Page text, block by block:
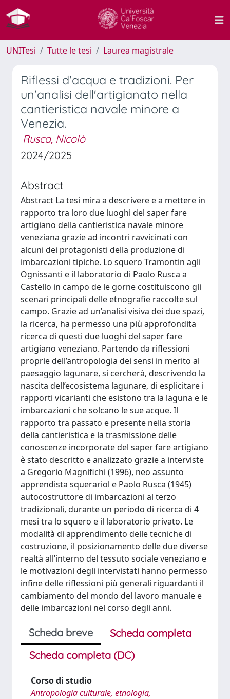
UNITesi Tutte le tesi Laurea magistrale
Riflessi d'acqua e tradizioni. Per
un'analisi dell'artigianato nella
cantieristica navale minore a
Venezia.
Rusca, Nicolò
2024/2025
Abstract
Abstract La tesi mira a descrivere e a mettere in
rapporto tra loro due luoghi del saper fare
artigiano della cantieristica navale minore
veneziana grazie ad incontri ravvicinati con
alcuni dei protagonisti della produzione di
imbarcazioni tipiche. Lo squero Tramontin agli
Ognissanti e il laboratorio di Paolo Rusca a
Castello in campo de le gorne costituiscono gli
scenari principali delle etnografie raccolte sul
campo. Grazie ad un’analisi visiva dei due spazi,
la ricerca, ha permesso una più approfondita
ricerca di questi due luoghi del saper fare
artigiano veneziano. Partendo da riflessioni
proprie dell’antropologia dei sensi in merito al
paesaggio lagunare, si cercherà, descrivendo la
nascita dell’ecosistema lagunare, di esplicitare i
rapporti vicarianti che esistono tra la laguna e le
imbarcazioni che solcano le sue acque. Il
rapporto tra passato e presente nella storia
della cantieristica e la trasmissione delle
conoscenze incorporate del saper fare artigiano
è stato descritto e analizzato grazie a interviste
a Gregorio Magnifichi (1996), neo assunto
apprendista squerariol e Paolo Rusca (1945)
autocostruttore di imbarcazioni al terzo
tradizionali, durante un periodo di ricerca di 4
mesi tra lo squero e il laboratorio privato. Le
modalità di apprendimento delle tecniche di
costruzione, il posizionamento delle due diverse
realtà all’interno del tessuto sociale veneziano e
le motivazioni degli intervistati hanno permesso
infine delle riflessioni più generali riguardanti il
cambiamento del mondo del lavoro manuale e
delle imbarcazioni nel corso degli anni.
Scheda breve
Scheda completa
Scheda completa (DC)
Corso di studio
Antropologia culturale, etnologia,